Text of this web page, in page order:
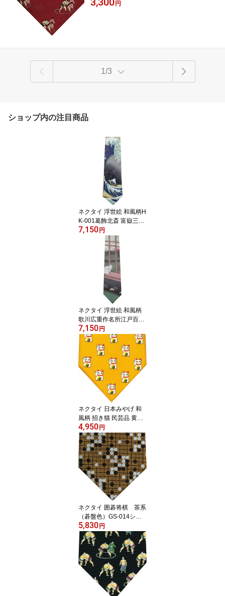
円
1/3
ショップ内の注目商品
ネクタイ 浮世絵 和風柄H
K-001葛飾北斎 富嶽三十
六景“神奈川沖浪裏”UKIY
OE HOKUSAI GRATE W
AVEシルクプレゼント ギ
フト 贈り物
7,150 円
ネクタイ 浮世絵 和風柄
歌川広重作名所江戸百景
より“浅草田圃酉の町
詣”外国人にお土産プレゼ
ント ギフト 贈り物楽ギ
フ包装対応
7,150 円
ネクタイ 日本みやげ 和
風柄 招き猫 民芸品 黄色
WH-008BETTER FORTU
NE CAT シルクプレゼ
ント ギフト 贈り物
4,950 円
ネクタイ 囲碁将棋 茶系
（碁盤色）GS-014シル
ク 詰碁プレゼント ギフ
ト 父の日 贈り物
5,830 円